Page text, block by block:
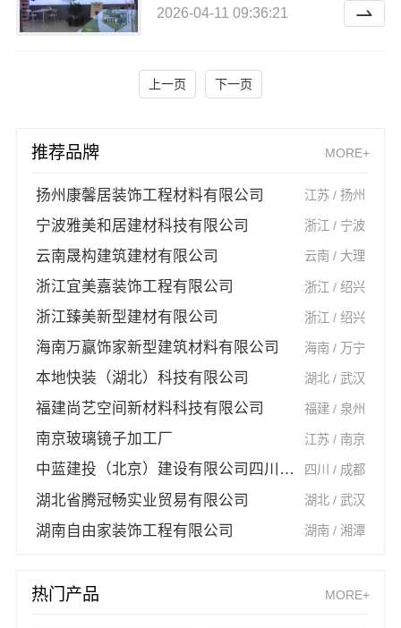
2026-04-11 09:36:21
上一页 下一页
推荐品牌 MORE+
扬州康馨居装饰工程材料有限公司 江苏 / 扬州
宁波雅美和居建材科技有限公司 浙江 / 宁波
云南晟构建筑建材有限公司 云南 / 大理
浙江宜美嘉装饰工程有限公司 浙江 / 绍兴
浙江臻美新型建材有限公司 浙江 / 绍兴
海南万赢饰家新型建筑材料有限公司 海南 / 万宁
本地快装（湖北）科技有限公司 湖北 / 武汉
福建尚艺空间新材料科技有限公司 福建 / 泉州
南京玻璃镜子加工厂 江苏 / 南京
中蓝建投（北京）建设有限公司四川第一分公司 四川 / 成都
湖北省腾冠畅实业贸易有限公司 湖北 / 武汉
湖南自由家装饰工程有限公司 湖南 / 湘潭
热门产品 MORE+